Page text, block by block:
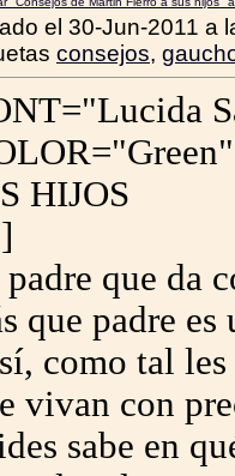
el 30-Jun-2011 a
consejos,
HIJOS
que da
que padre es
como tal
vivan con
sabe en